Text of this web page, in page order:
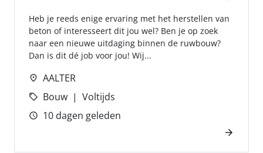
Heb je reeds enige ervaring met het herstellen van
beton of interesseert dit jou wel? Ben je op zoek
naar een nieuwe uitdaging binnen de ruwbouw?
Dan is dit dé job voor jou! Wij...
AALTER
Bouw
Voltijds
10 dagen geleden